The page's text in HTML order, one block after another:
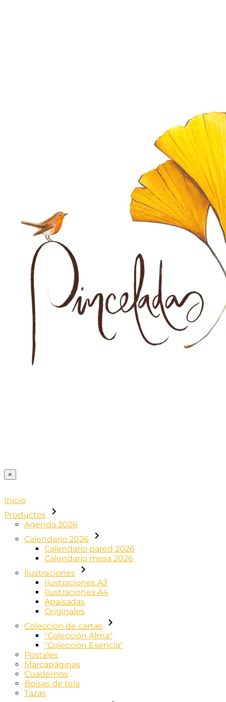
×
Inicio
Productos
Agenda 2026
Calendario 2026
Calendario pared 2026
Calendario mesa 2026
Ilustraciones
Ilustraciones A3
Ilustraciones A4
Apaisadas
Originales
Colección de cartas
"Colección Alma"
"Colección Esencia"
Postales
Marcapáginas
Cuadernos
Bolsas de tela
Tazas